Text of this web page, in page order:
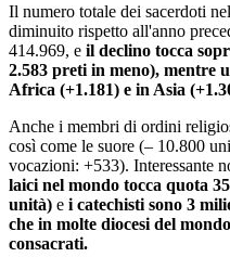
Il numero totale dei sacerdoti
diminuito rispetto all'anno
414.969, e il declino tocca
2.583 preti in meno), mentre
Africa (+1.181) e in Asia
Anche i membri di ordini
così come le suore (– 10.800
vocazioni: +533). Interessante
laici nel mondo tocca quota
unità) e i catechisti sono 3
che in molte diocesi del
consacrati.